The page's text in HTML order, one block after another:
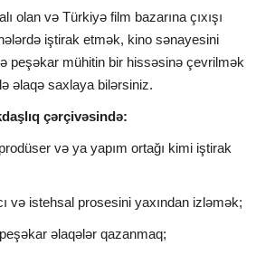
olan və Türkiyə film bazarına çıxışı
iştirak etmək, kino sənayesini
peşəkar mühitin bir hissəsinə çevrilmək
əlaqə saxlaya bilərsiniz.
çərçivəsində:
və ya yapım ortağı kimi iştirak
və istehsal prosesini yaxından izləmək;
əlaqələr qazanmaq;